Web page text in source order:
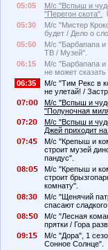
05:05
М/с "Вспыш и
"Перегон скота".
05:30
М/с "Мистер
будет / Дело о
05:50
М/с "Барбапапа и
ТВ / Музей".
06:15
М/с "Барбапапа и
не может сказать
06:35
М/с "Тим Рекс в
не улетай! /
7:
М/с "Вспыш и
"Полуночная
7:2
М/с "Вспыш и
Джей приходит
7:4
М/с "Крепыш и
строит музей
пандус".
8:
М/с "Крепыш и
строит
комнату".
8:3
М/с "Щенячий
спасают
8:
М/с "Лесная
прятки / Гора
9:1
М/с "Дора", 1
Сонное Солнце".